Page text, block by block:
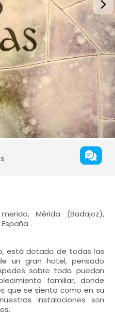
merida, Mérida (Badajoz),
España
está dotado de todas las
un gran hotel, pensado
sobre todo puedan
familiar, donde
que se sienta como en su
instalaciones son